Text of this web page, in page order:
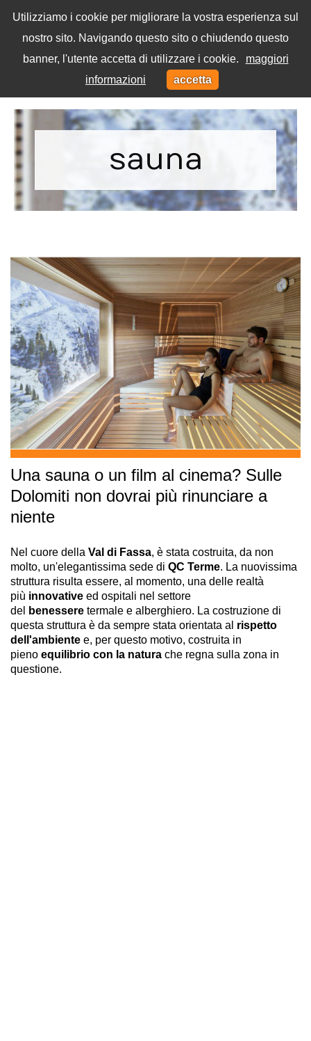
Utilizziamo i cookie per migliorare la vostra esperienza sul
nostro sito. Navigando questo sito o chiudendo questo
banner, l'utente accetta di utilizzare i cookie.
maggiori
informazioni
accetta
Menu
sauna
Una sauna o un film al cinema? Sulle
Dolomiti non dovrai più rinunciare a
niente
Nel cuore della Val di Fassa, è stata costruita, da non
molto, un'elegantissima sede di QC Terme. La nuovissima
struttura risulta essere, al momento, una delle realtà
più innovative ed ospitali nel settore
del
benessere termale e alberghiero. La costruzione di
questa struttura è da sempre stata orientata al rispetto
dell'ambiente e, per questo motivo, costruita in
pieno equilibrio con la natura che regna sulla zona in
questione.